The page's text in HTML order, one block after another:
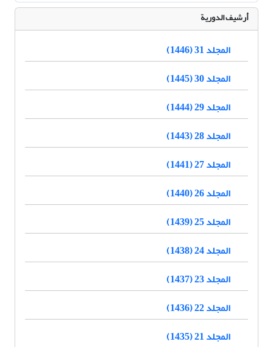
أرشيف الدورية
المجلد 31 (1446)
المجلد 30 (1445)
المجلد 29 (1444)
المجلد 28 (1443)
المجلد 27 (1441)
المجلد 26 (1440)
المجلد 25 (1439)
المجلد 24 (1438)
المجلد 23 (1437)
المجلد 22 (1436)
المجلد 21 (1435)